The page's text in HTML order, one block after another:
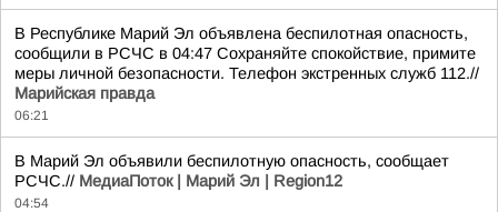
В Республике Марий Эл объявлена беспилотная опасность,
сообщили в РСЧС в 04:47 Сохраняйте спокойствие, примите
меры личной безопасности. Телефон экстренных служб 112.//
Марийская правда
06:21
В Марий Эл объявили беспилотную опасность, сообщает
РСЧС.// МедиаПоток | Марий Эл | Region12
04:54